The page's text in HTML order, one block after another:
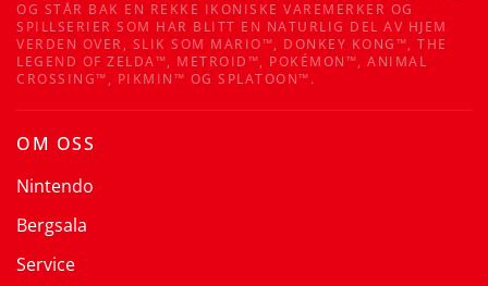
OG STÅR BAK EN REKKE IKONISKE VAREMERKER OG
SPILLSERIER SOM HAR BLITT EN NATURLIG DEL AV HJEM
VERDEN OVER, SLIK SOM MARIO™, DONKEY KONG™, THE
LEGEND OF ZELDA™, METROID™, POKÉMON™, ANIMAL
CROSSING™, PIKMIN™ OG SPLATOON™.
OM OSS
Nintendo
Bergsala
Service